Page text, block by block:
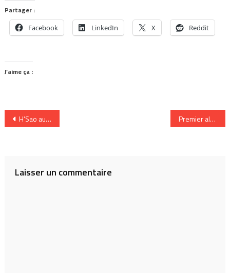
Partager :
Facebook LinkedIn X Reddit
J’aime ça :
Navigation
H’Sao au festival Nuits d’Afrique Premier album, A Season pour Life On Land
Laisser un commentaire